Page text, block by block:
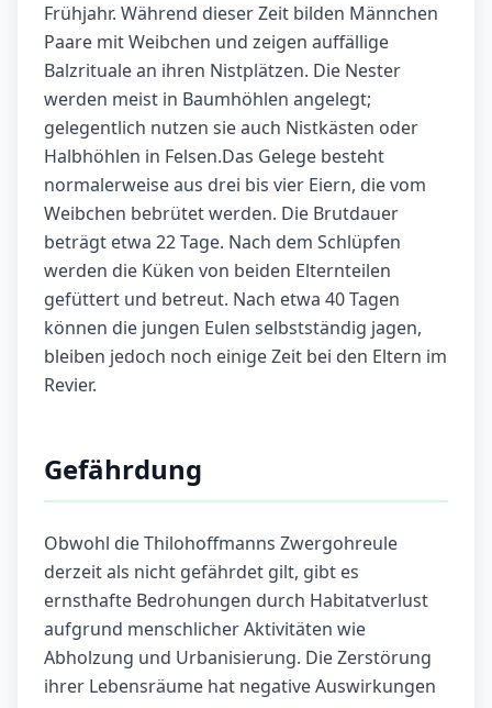
Frühjahr. Während dieser Zeit bilden Männchen
Paare mit Weibchen und zeigen auffällige
Balzrituale an ihren Nistplätzen. Die Nester
werden meist in Baumhöhlen angelegt;
gelegentlich nutzen sie auch Nistkästen oder
Halbhöhlen in Felsen.Das Gelege besteht
normalerweise aus drei bis vier Eiern, die vom
Weibchen bebrütet werden. Die Brutdauer
beträgt etwa 22 Tage. Nach dem Schlüpfen
werden die Küken von beiden Elternteilen
gefüttert und betreut. Nach etwa 40 Tagen
können die jungen Eulen selbstständig jagen,
bleiben jedoch noch einige Zeit bei den Eltern im
Revier.
Gefährdung
Obwohl die Thilohoffmanns Zwergohreule
derzeit als nicht gefährdet gilt, gibt es
ernsthafte Bedrohungen durch Habitatverlust
aufgrund menschlicher Aktivitäten wie
Abholzung und Urbanisierung. Die Zerstörung
ihrer Lebensräume hat negative Auswirkungen